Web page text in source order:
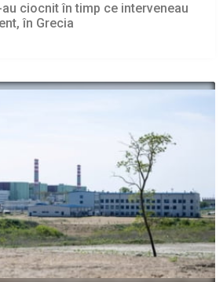
ciocnit în timp ce interveneau
în Grecia